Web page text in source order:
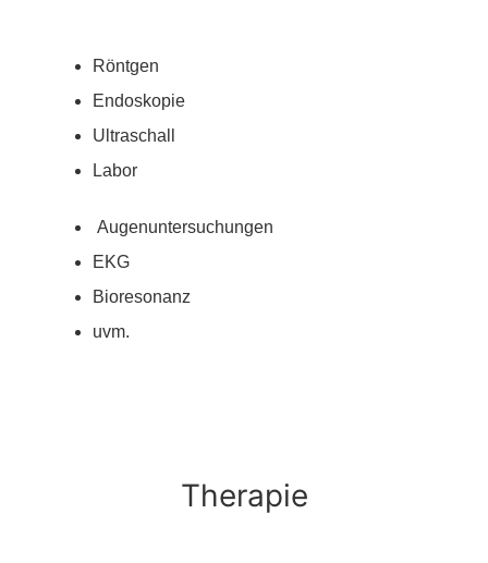
Röntgen
Endoskopie
Ultraschall
Labor
Augenuntersuchungen
EKG
Bioresonanz
uvm.
Therapie